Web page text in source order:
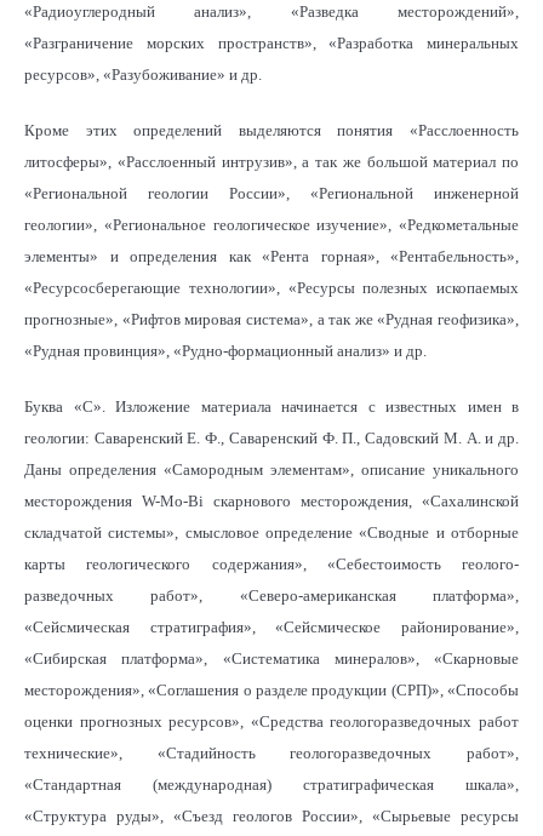
«Радиоуглеродный анализ», «Разведка месторождений»,
«Разграничение морских пространств», «Разработка минеральных
ресурсов», «Разубоживание» и др.
Кроме этих определений выделяются понятия «Расслоенность
литосферы», «Расслоенный интрузив», а так же большой материал по
«Региональной геологии России», «Региональной инженерной
геологии», «Региональное геологическое изучение», «Редкометальные
элементы» и определения как «Рента горная», «Рентабельность»,
«Ресурсосберегающие технологии», «Ресурсы полезных ископаемых
прогнозные», «Рифтов мировая система», а так же «Рудная геофизика»,
«Рудная провинция», «Рудно-формационный анализ» и др.
Буква «С». Изложение материала начинается с известных имен в
геологии: Саваренский Е. Ф., Саваренский Ф. П., Садовский М. А. и др.
Даны определения «Самородным элементам», описание уникального
месторождения W-Mo-Bi скарнового месторождения, «Сахалинской
складчатой системы», смысловое определение «Сводные и отборные
карты геологического содержания», «Себестоимость геолого-
разведочных работ», «Северо-американская платформа»,
«Сейсмическая стратиграфия», «Сейсмическое районирование»,
«Сибирская платформа», «Систематика минералов», «Скарновые
месторождения», «Соглашения о разделе продукции (СРП)», «Способы
оценки прогнозных ресурсов», «Средства геологоразведочных работ
технические», «Стадийность геологоразведочных работ»,
«Стандартная (международная) стратиграфическая шкала»,
«Структура руды», «Съезд геологов России», «Сырьевые ресурсы